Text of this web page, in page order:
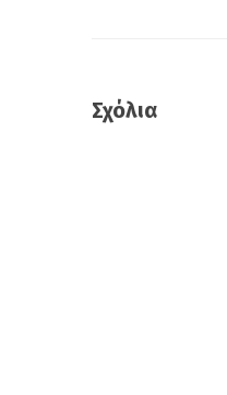
Σχόλια